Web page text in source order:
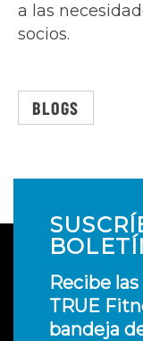
a las
socios.
BLOGS
Recibe
TRUE
bandeja